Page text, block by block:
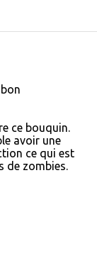
ce bouquin.
avoir une
ce qui est
de zombies.